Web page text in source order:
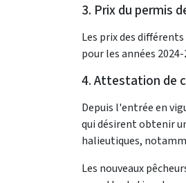
3. Prix du permis
Les prix des
pour les années 2024-
4. Attestation de
Depuis l'entrée en
qui désirent obtenir
halieutiques,
Les nouveaux